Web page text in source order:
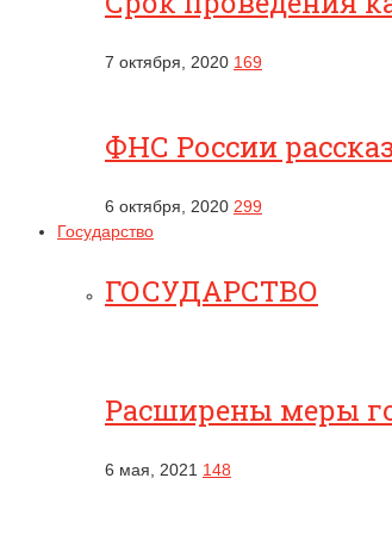
7 октября, 2020 169
ФНС России
6 октября, 2020 299
Государство
ГОСУДАРСТВО
Расширены меры
6 мая, 2021 148